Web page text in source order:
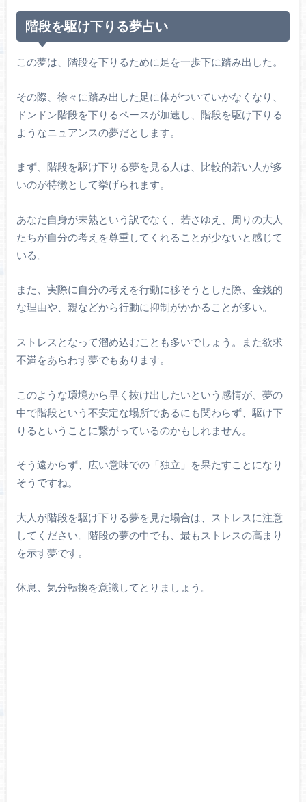
階段を駆け下りる夢占い
この夢は、階段を下りるために足を一歩下に踏み出した。
その際、徐々に踏み出した足に体がついていかなくなり、
ドンドン階段を下りるペースが加速し、階段を駆け下りる
ようなニュアンスの夢だとします。
まず、階段を駆け下りる夢を見る人は、比較的若い人が多
いのが特徴として挙げられます。
あなた自身が未熟という訳でなく、若さゆえ、周りの大人
たちが自分の考えを尊重してくれることが少ないと感じて
いる。
また、実際に自分の考えを行動に移そうとした際、金銭的
な理由や、親などから行動に抑制がかかることが多い。
ストレスとなって溜め込むことも多いでしょう。また欲求
不満をあらわす夢でもあります。
このような環境から早く抜け出したいという感情が、夢の
中で階段という不安定な場所であるにも関わらず、駆け下
りるということに繋がっているのかもしれません。
そう遠からず、広い意味での「独立」を果たすことになり
そうですね。
大人が階段を駆け下りる夢を見た場合は、ストレスに注意
してください。階段の夢の中でも、最もストレスの高まり
を示す夢です。
休息、気分転換を意識してとりましょう。